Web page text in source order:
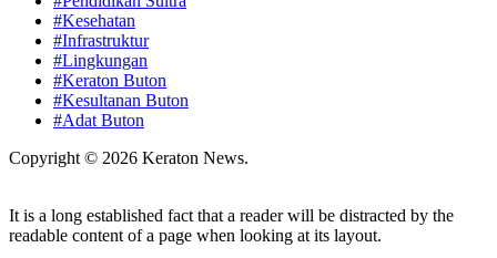
#Kesehatan
#Infrastruktur
#Lingkungan
#Keraton Buton
#Kesultanan Buton
#Adat Buton
Copyright © 2026 Keraton News.
It is a long established fact that a reader will be distracted by the
readable content of a page when looking at its layout.